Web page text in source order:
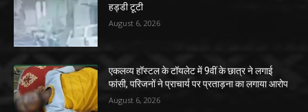
हड्डी टूटी
August 6, 2026
एकलव्य हॉस्टल के टॉयलेट में 9वीं के छात्र ने लगाई
फांसी, परिजनों ने प्राचार्य पर प्रताड़ना का लगाया आरोप
August 6, 2026